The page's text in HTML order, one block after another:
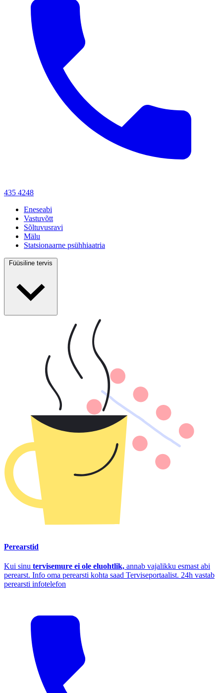
435 4248
Eneseabi
Vastuvõtt
Sõltuvusravi
Mälu
Statsionaarne psühhiaatria
Füüsiline tervis
Perearstid
Kui sinu tervisemure ei ole eluohtlik, annab vajalikku esmast abi
perearst. Info oma perearsti kohta saad Terviseportaalist. 24h vastab
perearsti infotelefon